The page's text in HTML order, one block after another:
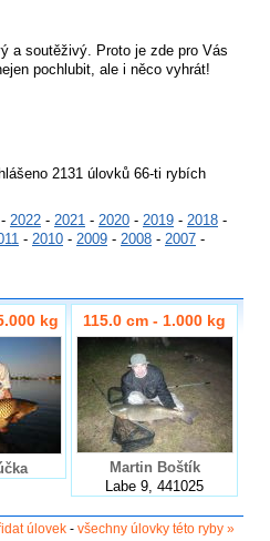
a soutěživý. Proto je zde pro Vás
pochlubit, ale i něco vyhrát!
2131 úlovků 66-ti rybích
- 2022 - 2021 - 2020 - 2019 - 2018 -
- 2010 - 2009 - 2008 - 2007 -
kg 115.0 cm - 1.000 kg
Martin Boštík
Labe 9, 441025
úlovek - všechny úlovky této ryby »